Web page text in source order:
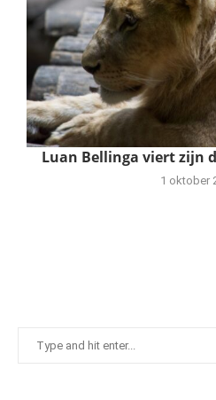
Luan Bellinga viert zijn
1 oktober